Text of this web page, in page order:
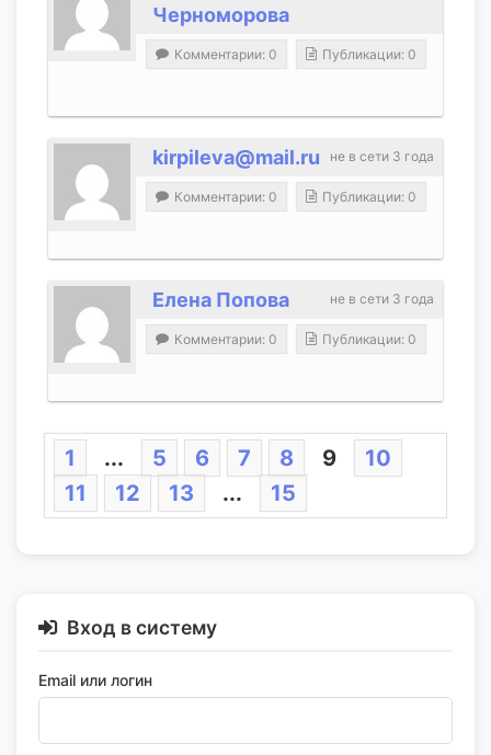
Вход в систему
Email или логин
Черноморова
Комментарии: 0 Публикации: 0
не в сети 3 года
kirpileva@mail.ru
Комментарии: 0 Публикации: 0
не в сети 3 года
Елена Попова
Комментарии: 0 Публикации: 0
1 ... 5 6 7 8 9
10
11
12 13 ... 15